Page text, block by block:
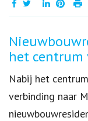
het centrum
Nabij het
verbinding naar